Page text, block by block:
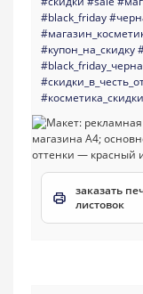
#black_friday
#купон_на_скидку
#косметика_скидки
заказать
листовок